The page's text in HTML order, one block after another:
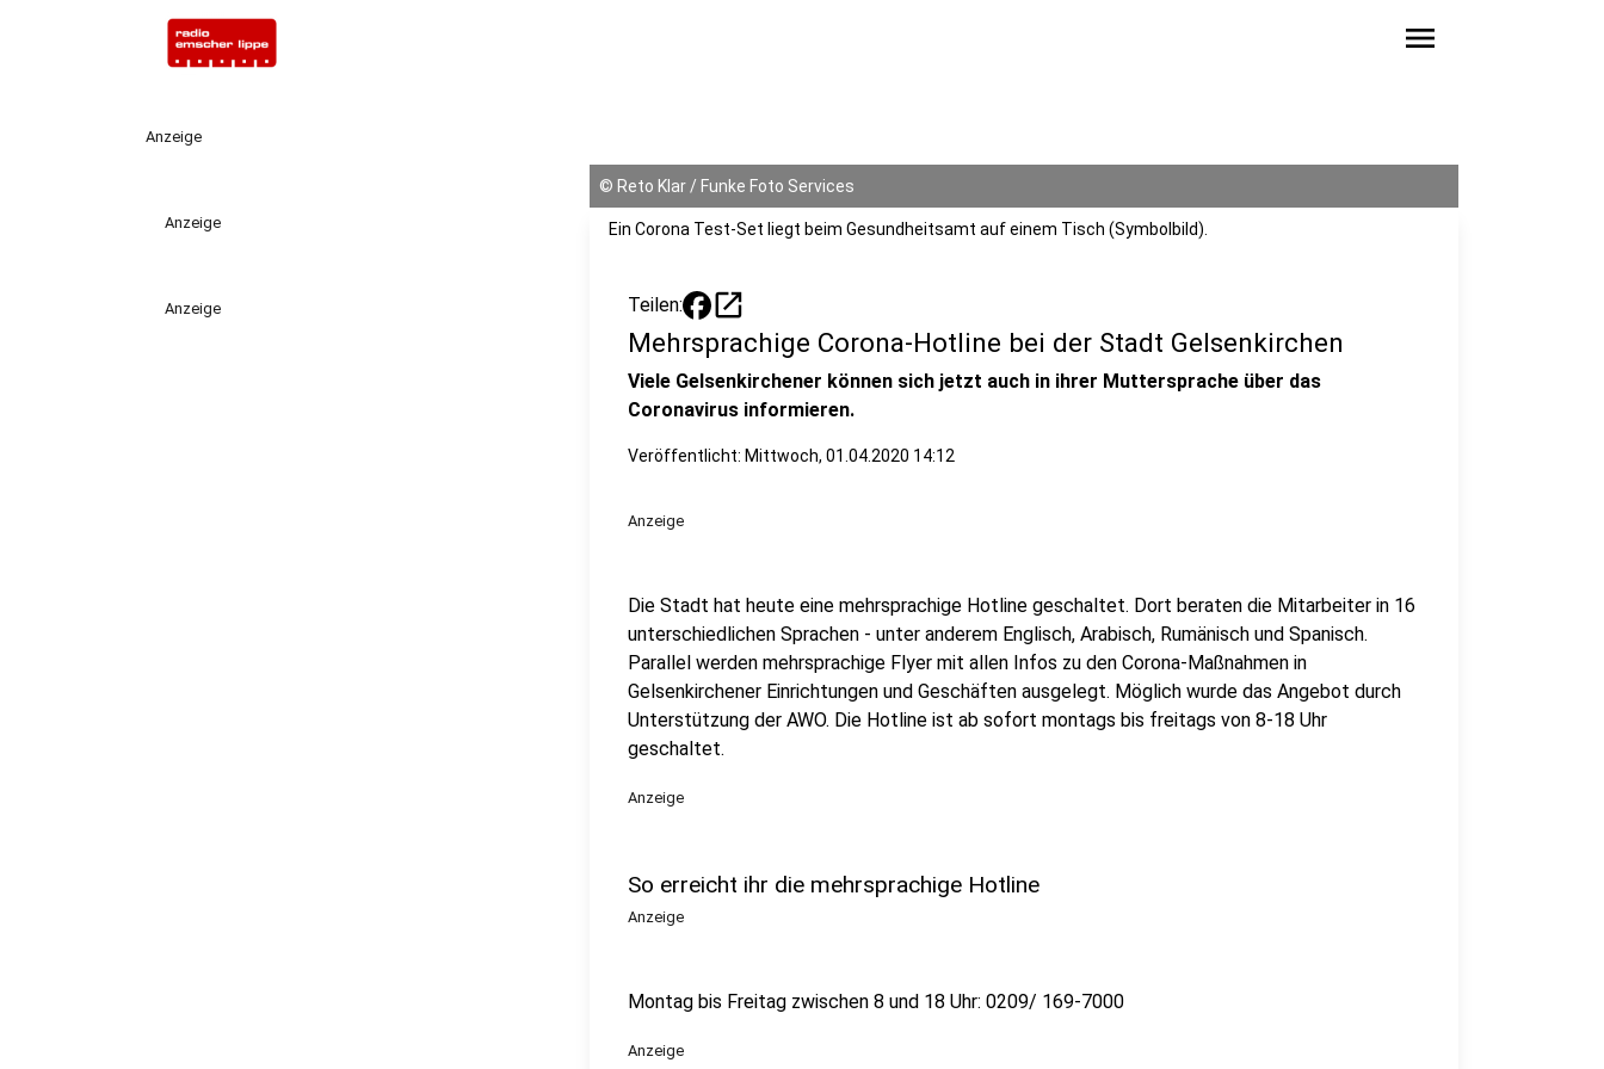
menu
Anzeige
Anzeige
Anzeige
© Reto Klar / Funke Foto Services
Ein Corona Test-Set liegt beim Gesundheitsamt auf einem Tisch (Symbolbild).
Teilen: open_in_new
Mehrsprachige Corona-Hotline bei der Stadt Gelsenkirchen
Viele Gelsenkirchener können sich jetzt auch in ihrer Muttersprache über das
Coronavirus informieren.
Veröffentlicht: Mittwoch, 01.04.2020 14:12
Anzeige
Die Stadt hat heute eine mehrsprachige Hotline geschaltet. Dort beraten die Mitarbeiter in 16
unterschiedlichen Sprachen - unter anderem Englisch, Arabisch, Rumänisch und Spanisch.
Parallel werden mehrsprachige Flyer mit allen Infos zu den Corona-Maßnahmen in
Gelsenkirchener Einrichtungen und Geschäften ausgelegt. Möglich wurde das Angebot durch
Unterstützung der AWO. Die Hotline ist ab sofort montags bis freitags von 8-18 Uhr
geschaltet.
Anzeige
So erreicht ihr die mehrsprachige Hotline
Anzeige
Montag bis Freitag zwischen 8 und 18 Uhr: 0209/ 169-7000
Anzeige